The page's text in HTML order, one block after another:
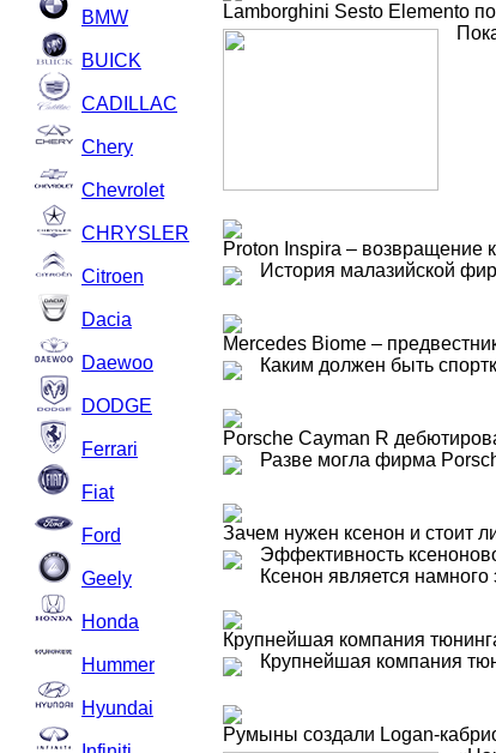
BMW
BUICK
CADILLAC
Chery
Chevrolet
CHRYSLER
Citroen
Dacia
Daewoo
DODGE
Ferrari
Fiat
Ford
Geely
Honda
Hummer
Hyundai
Lamborghini Sesto Elemento
Proton Inspira – возвращение
История малазийской
Mercedes Biome –
Каким должен быть
Porsche Cayman R
Разве могла фирма
Зачем нужен ксенон и стоит
Эффективность
Ксенон является
Крупнейшая компания
Крупнейшая компания
Румыны создали Logan-